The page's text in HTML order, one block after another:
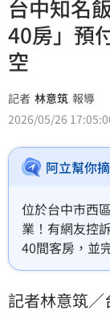
台中知名
40房」預
空
記者 林意筑 報導
2026/05/26
阿立幫你
位於台中市西
業！有網友控
40間客房，並
卻接獲歇業通
者未依規申報
記者林意筑／